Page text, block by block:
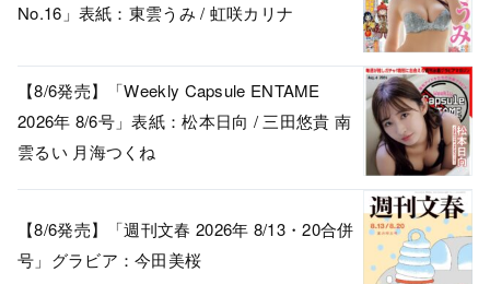
No.16」表紙：東雲うみ / 虹咲カリナ
【8/6発売】「Weekly Capsule ENTAME
2026年 8/6号」表紙：松本日向 / 三田悠貴 南
雲るい 月海つくね
【8/6発売】「週刊文春 2026年 8/13・20合併
号」グラビア：今田美桜